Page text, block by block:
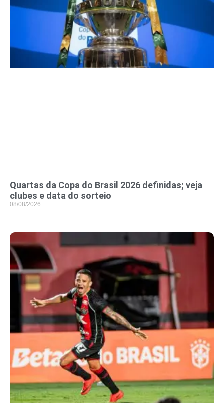
Quartas da Copa do Brasil 2026 definidas; veja
clubes e data do sorteio
08/08/2026